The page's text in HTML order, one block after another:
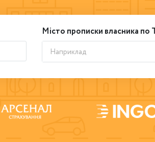
Місто прописки власника по
Наприклад